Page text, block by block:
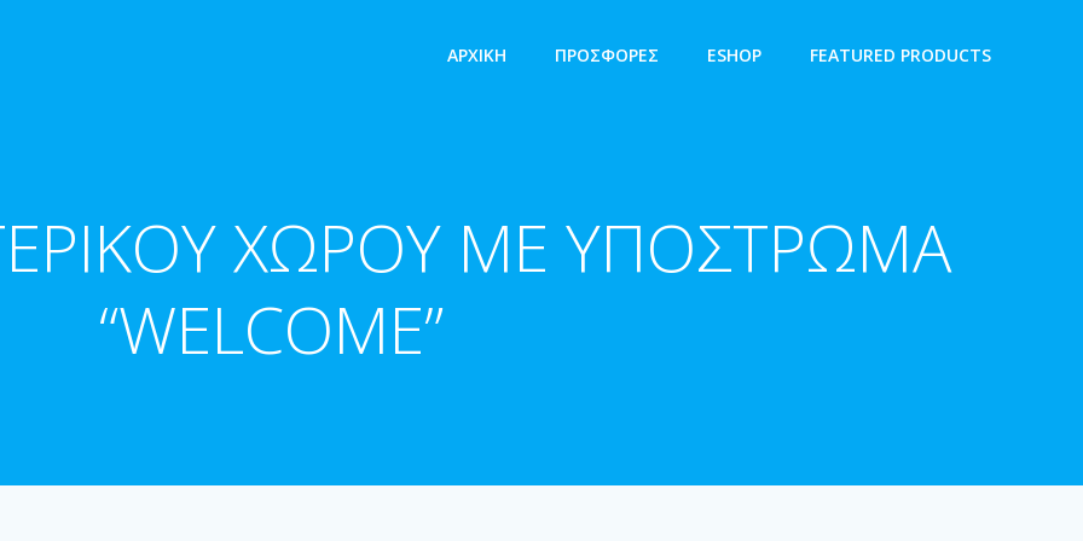
ΑΡΧΙΚΉ ΠΡΟΣΦΟΡΕΣ ESHOP FEATURED PRODUCTS
ΧΩΡΟΥ ΜΕ ΥΠΟΣΤΡΩΜΑ
“WELCOME”